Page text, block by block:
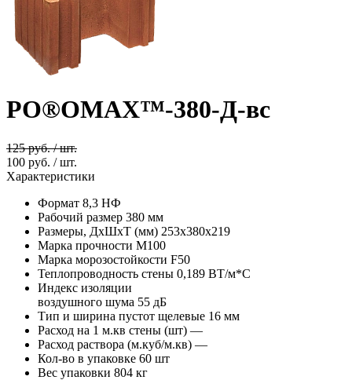
PO®OMAX™-380-Д-вс
125 руб. / шт.
100 руб. / шт.
Характеристики
Формат 8,3 НФ
Рабочий размер 380 мм
Размеры, ДхШхТ (мм) 253х380х219
Марка прочности М100
Марка морозостойкости F50
Теплопроводность стены 0,189 ВТ/м*С
Индекс изоляции
воздушного шума 55 дБ
Тип и ширина пустот щелевые 16 мм
Расход на 1 м.кв стены (шт) —
Расход раствора (м.куб/м.кв) —
Кол-во в упаковке 60 шт
Вес упаковки 804 кг